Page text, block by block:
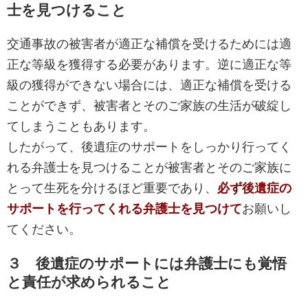
士を見つけること
交通事故の被害者が適正な補償を受けるためには適
正な等級を獲得する必要があります。逆に適正な等
級の獲得ができない場合には、適正な補償を受ける
ことができず、被害者とそのご家族の生活が破綻し
てしまうこともあります。
したがって、後遺症のサポートをしっかり行ってく
れる弁護士を見つけることが被害者とそのご家族に
とって生死を分けるほど重要であり、 必ず後遺症の
サポートを行ってくれる弁護士を見つけてお願いし
てください。
３ 後遺症のサポートには弁護士にも覚悟
と責任が求められること